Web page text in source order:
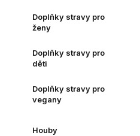
Doplňky stravy pro
ženy
Doplňky stravy pro
děti
Doplňky stravy pro
vegany
Houby